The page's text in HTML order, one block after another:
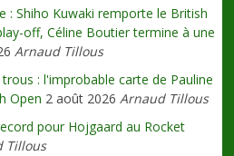
: Shiho Kuwaki remporte le British
off, Céline Boutier termine à une
Arnaud Tillous
: l'improbable carte de Pauline
Open 2 août 2026 Arnaud Tillous
pour Hojgaard au Rocket
Tillous